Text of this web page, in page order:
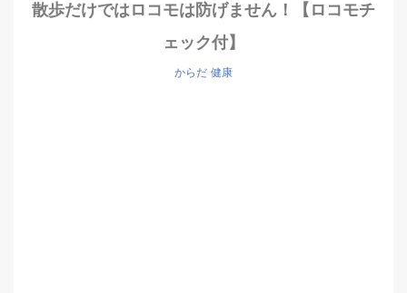
散歩だけではロコモは防げません！【ロコモチ
ェック付】
からだ 健康